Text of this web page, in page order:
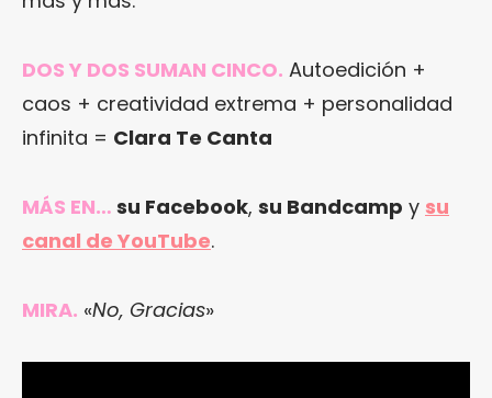
DOS Y DOS SUMAN CINCO. Autoedición +
caos + creatividad extrema + personalidad
infinita = Clara Te Canta
MÁS EN… su Facebook, su Bandcamp y su
canal de YouTube.
MIRA. «No, Gracias»